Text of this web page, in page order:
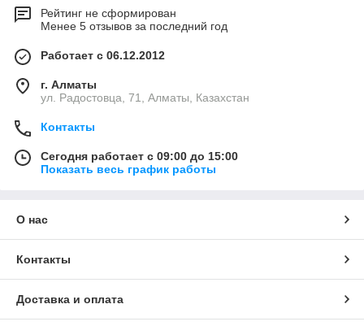
Рейтинг не сформирован
Менее 5 отзывов за последний год
Работает с 06.12.2012
г. Алматы
ул. Радостовца, 71, Алматы, Казахстан
Контакты
Сегодня работает с 09:00 до 15:00
Показать весь график работы
О нас
Контакты
Доставка и оплата